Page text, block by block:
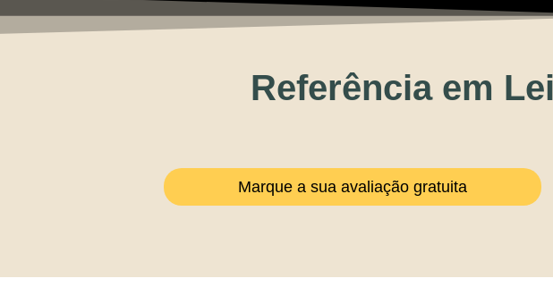
Referência em
Marque a sua avaliação gratuita